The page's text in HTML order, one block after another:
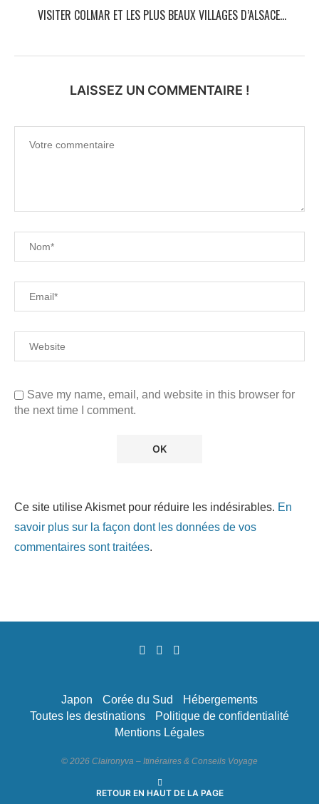
VISITER COLMAR ET LES PLUS BEAUX VILLAGES D’ALSACE...
LAISSEZ UN COMMENTAIRE !
Save my name, email, and website in this browser for
the next time I comment.
Ce site utilise Akismet pour réduire les indésirables. En
savoir plus sur la façon dont les données de vos
commentaires sont traitées.
Japon Corée du Sud
Hébergements
Toutes les destinations
Politique de confidentialité
Mentions Légales
© 2026 Claironyva – Itinéraires & Conseils Voyage
RETOUR EN HAUT DE LA PAGE